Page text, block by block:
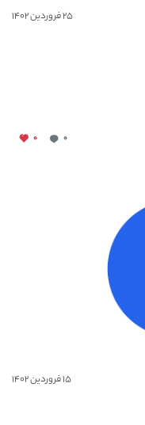
۲۵ فروردین ۱۴۰۲
۰ ۰
۱۵ فروردین ۱۴۰۲